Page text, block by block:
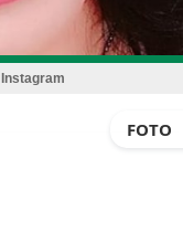
FOTO